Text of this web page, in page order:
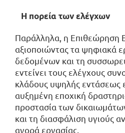
Η πορεία των ελέγχων
Παράλληλα, η Επιθεώρηση
αξιοποιώντας τα ψηφιακά
δεδομένων και τη
εντείνει τους ελέγχους
κλάδους υψηλής εντάσεως
αυξημένη εποχική
προστασία των
και τη διασφάλιση υγιούς
αγορά εργασίας.